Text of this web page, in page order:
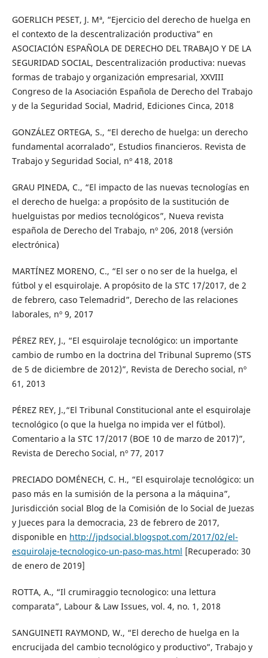
GOERLICH PESET, J. Mª, “Ejercicio del derecho de huelga en
el contexto de la descentralización productiva” en
ASOCIACIÓN ESPAÑOLA DE DERECHO DEL TRABAJO Y DE LA
SEGURIDAD SOCIAL, Descentralización productiva: nuevas
formas de trabajo y organización empresarial, XXVIII
Congreso de la Asociación Española de Derecho del Trabajo
y de la Seguridad Social, Madrid, Ediciones Cinca, 2018
GONZÁLEZ ORTEGA, S., “El derecho de huelga: un derecho
fundamental acorralado”, Estudios financieros. Revista de
Trabajo y Seguridad Social, nº 418, 2018
GRAU PINEDA, C., “El impacto de las nuevas tecnologías en
el derecho de huelga: a propósito de la sustitución de
huelguistas por medios tecnológicos”, Nueva revista
española de Derecho del Trabajo, nº 206, 2018 (versión
electrónica)
MARTÍNEZ MORENO, C., “El ser o no ser de la huelga, el
fútbol y el esquirolaje. A propósito de la STC 17/2017, de 2
de febrero, caso Telemadrid”, Derecho de las relaciones
laborales, nº 9, 2017
PÉREZ REY, J., “El esquirolaje tecnológico: un importante
cambio de rumbo en la doctrina del Tribunal Supremo (STS
de 5 de diciembre de 2012)”, Revista de Derecho social, nº
61, 2013
PÉREZ REY, J.,“El Tribunal Constitucional ante el esquirolaje
tecnológico (o que la huelga no impida ver el fútbol).
Comentario a la STC 17/2017 (BOE 10 de marzo de 2017)”,
Revista de Derecho Social, nº 77, 2017
PRECIADO DOMÉNECH, C. H., “El esquirolaje tecnológico: un
paso más en la sumisión de la persona a la máquina”,
Jurisdicción social Blog de la Comisión de lo Social de Juezas
y Jueces para la democracia, 23 de febrero de 2017,
disponible en http://jpdsocial.blogspot.com/2017/02/el-
esquirolaje-tecnologico-un-paso-mas.html [Recuperado: 30
de enero de 2019]
ROTTA, A., “Il crumiraggio tecnologico: una lettura
comparata”, Labour & Law Issues, vol. 4, no. 1, 2018
SANGUINETI RAYMOND, W., “El derecho de huelga en la
encrucijada del cambio tecnológico y productivo”, Trabajo y